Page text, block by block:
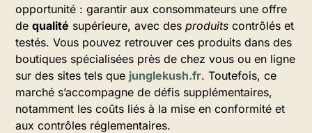
opportunité : garantir aux consommateurs une offre
de qualité supérieure, avec des produits contrôlés et
testés. Vous pouvez retrouver ces produits dans des
boutiques spécialisées près de chez vous ou en ligne
sur des sites tels que junglekush.fr. Toutefois, ce
marché s’accompagne de défis supplémentaires,
notamment les coûts liés à la mise en conformité et
aux contrôles réglementaires.